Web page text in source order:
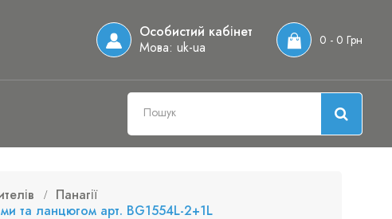
Особистий кабінет
Мова: uk-ua 0 - 0 Грн
Панагії
та ланцюгом арт. BG1554L-2+1L